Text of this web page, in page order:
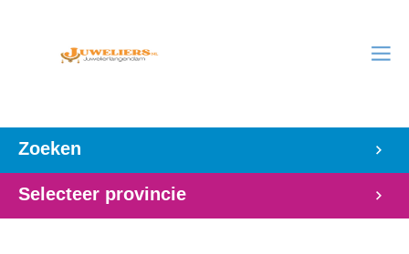
Zoeken
Selecteer provincie